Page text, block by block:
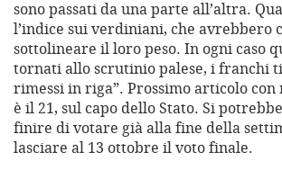
sono passati da una parte all’altra.
l’indice sui verdiniani, che avrebbero
sottolineare il loro peso. In ogni caso
tornati allo scrutinio palese, i franchi
rimessi in riga”. Prossimo articolo
è il 21, sul capo dello Stato. Si
finire di votare già alla fine della
lasciare al 13 ottobre il voto finale.